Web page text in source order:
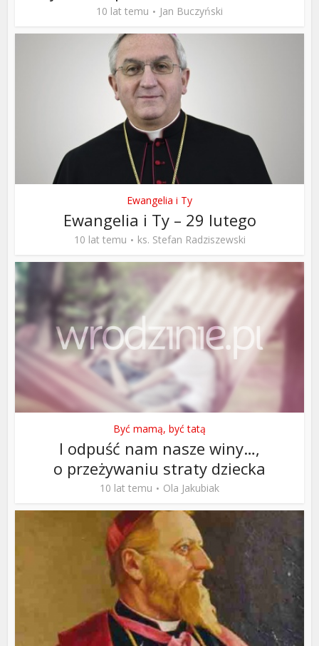
10 lat temu Jan Buczyński
Ewangelia i Ty
Ewangelia i Ty – 29 lutego
10 lat temu ks. Stefan Radziszewski
Być mamą, być tatą
I odpuść nam nasze winy…,
o przeżywaniu straty dziecka
10 lat temu Ola Jakubiak